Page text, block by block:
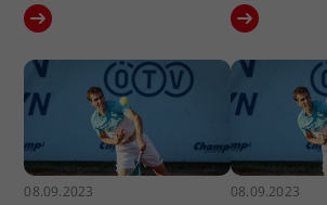
08.09.2023 08.09.2023